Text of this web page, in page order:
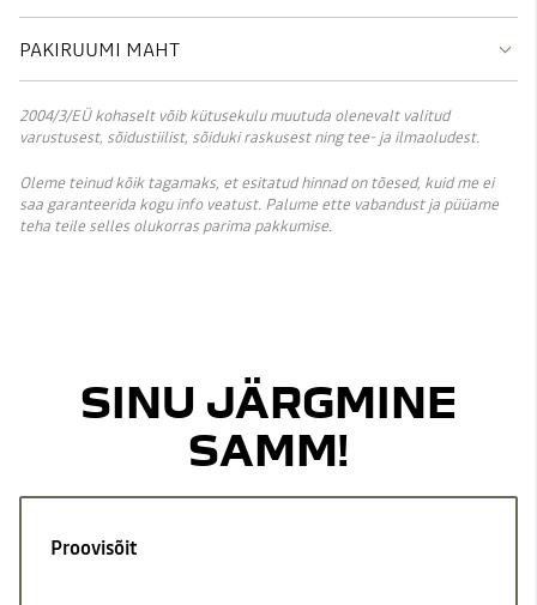
PAKIRUUMI MAHT
2004/3/EÜ kohaselt võib kütusekulu muutuda olenevalt valitud
varustusest, sõidustiilist, sõiduki raskusest ning tee- ja ilmaoludest.
Oleme teinud kõik tagamaks, et esitatud hinnad on tõesed, kuid me ei
saa garanteerida kogu info veatust. Palume ette vabandust ja püüame
teha teile selles olukorras parima pakkumise.
SINU JÄRGMINE
SAMM!
Proovisõit